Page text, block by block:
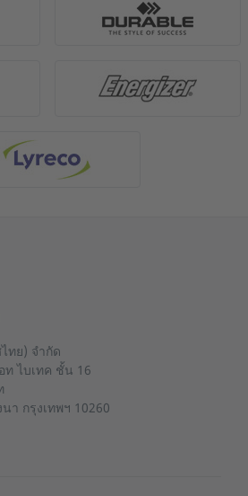
ทย) จำกัด
ท ไบเทค ชั้น 16
นา กรุงเทพฯ 10260